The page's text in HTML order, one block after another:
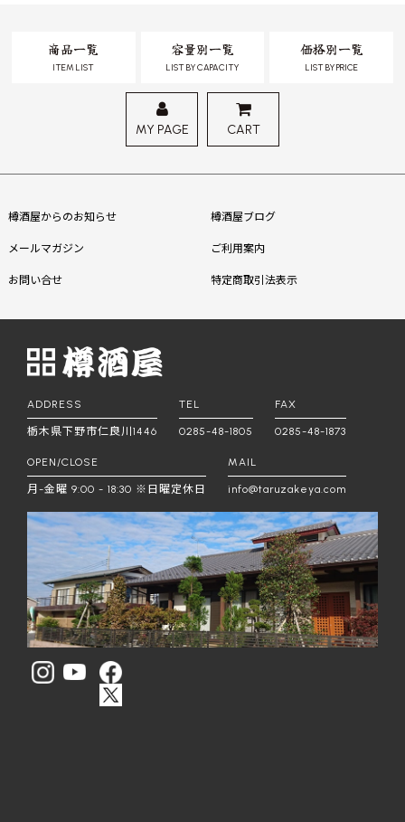
商品一覧
ITEM LIST
容量別一覧
LIST BY CAPACITY
価格別一覧
LIST BY PRICE
MY PAGE CART
樽酒屋からのお知らせ 樽酒屋ブログ
メールマガジン ご利用案内
お問い合せ 特定商取引法表示
ADDRESS
栃木県下野市仁良川1446
TEL
0285-48-1805
FAX
0285-48-1873
OPEN/CLOSE
月-金曜 9:00 - 18:30 ※日曜定休日
MAIL
info@taruzakeya.com